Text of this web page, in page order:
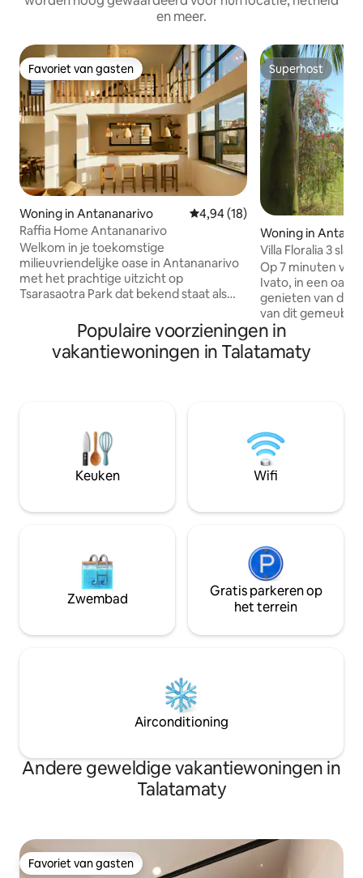
en meer.
Favoriet van gasten
Favoriet van gasten
Woning in Antananarivo Gemiddelde beoordeling van
4,94 (18)
Raffia Home Antananarivo
Welkom in je toekomstige
milieuvriendelijke oase in Antananarivo
met het prachtige uitzicht op
Tsarasaotra Park dat bekend staat als
luxe woning belichaamt de essentie van
minimalistisch leven en omarmt het
uiterste in comfort en duurzaamheid.
natuurlijk licht. Met vier slaapkamers
verdeeld over twee verdiepingen staan
privacy en rust van het grootste belang.
Superhost
Superhost
Woning in
Villa Floralia 3 slaapkamers vlakbij de
luchthaven
Op 7 minuten
Ivato, in een
genieten van de
van dit
met glasvezelwifi en
voor een zakelijk
ruime
kruideniers,
Accommodatie
Populaire voorzieningen in
vakantiewoningen in Talatamaty
Keuken Wifi
Zwembad
Gratis parkeren op
het terrein
Airconditioning
Andere geweldige vakantiewoningen in
Talatamaty
Favoriet van gasten
Favoriet van gasten